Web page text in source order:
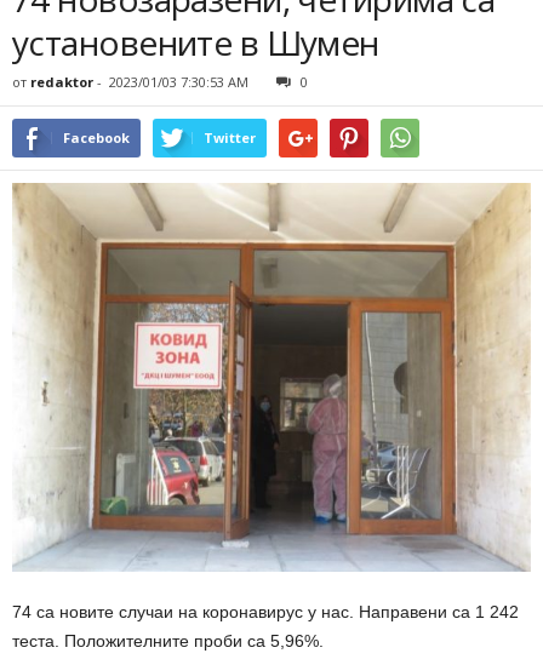
установените в Шумен
от redaktor - 2023/01/03 7:30:53 AM 0
Facebook Twitter
74 са новите случаи на коронавирус у нас. Направени са 1 242
теста. Положителните проби са 5,96%.